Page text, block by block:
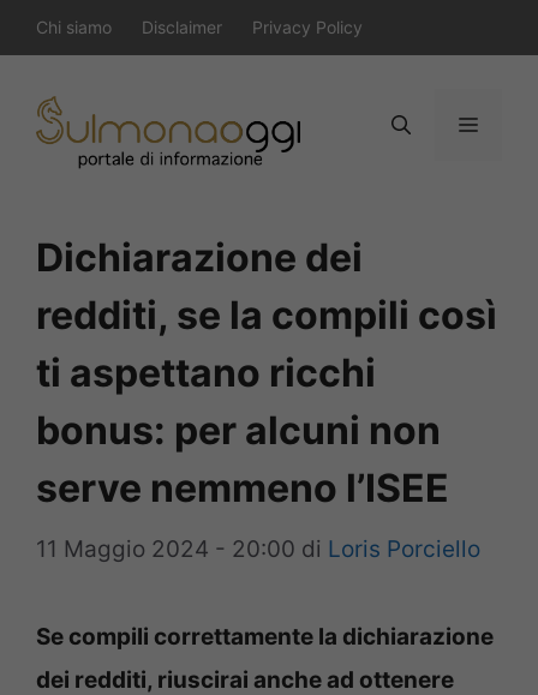
al
contenuto
Chi siamo Disclaimer Privacy Policy
Menu
Dichiarazione dei
redditi, se la compili così
ti aspettano ricchi
bonus: per alcuni non
serve nemmeno l’ISEE
11 Maggio 2024 - 20:00 di Loris Porciello
Se compili correttamente la dichiarazione
dei redditi, riuscirai anche ad ottenere